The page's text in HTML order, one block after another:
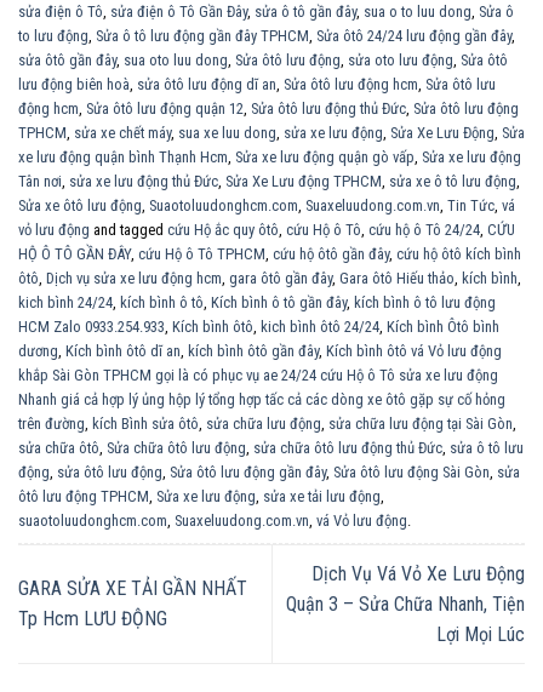
sửa điện ô Tô sửa điện ô Tô Gần Đây, sửa ô tô gần đây, sua o to luu dong Sửa ô
to lưu động Sửa ô tô lưu động gần đây TPHCM Sửa ôtô 24/24 lưu động gần đây,
sửa ôtô gần đây, sua oto luu dong Sửa ôtô lưu động sửa oto lưu động Sửa ôtô
lưu động biên hoà sửa ôtô lưu động dĩ an Sửa ôtô lưu động hcm Sửa ôtô lưu
động hcm Sửa ôtô lưu động quận 12 Sửa ôtô lưu động thủ Đức Sửa ôtô lưu động
TPHCM sửa xe chết máy, sua xe luu dong sửa xe lưu động Sửa Xe Lưu Động Sửa
xe lưu động quận bình Thạnh Hcm Sửa xe lưu động quận gò vấp Sửa xe lưu động
Tân nơi sửa xe lưu động thủ Đức Sửa Xe Lưu động TPHCM sửa xe ô tô lưu động
Sửa xe ôtô lưu động Suaotoluudonghcm.com Suaxeluudong.com.vn Tin Tức vá
vỏ lưu động and tagged cứu Hộ ắc quy ôtô cứu Hộ ô Tô cứu hộ ô Tô 24/24 CỨU
HỘ Ô TÔ GẦN ĐÂY, cứu Hộ ô Tô TPHCM cứu hộ ôtô gần đây, cứu hộ ôtô kích bình
ôtô Dịch vụ sửa xe lưu động hcm gara ôtô gần đây, Gara ôtô Hiếu thảo kích bình
kich bình 24/24 kích bình ô tô Kích bình ô tô gần đây, kích bình ô tô lưu động
HCM Zalo 0933.254.933 Kích bình ôtô kich bình ôtô 24/24 Kích bình Ôtô bình
dương Kích bình ôtô dĩ an kích bình ôtô gần đây, Kích bình ôtô vá Vỏ lưu động
khắp Sài Gòn TPHCM gọi là có phục vụ ae 24/24 cứu Hộ ô Tô sửa xe lưu động
Nhanh giá cả hợp lý ủng hộp lý tổng hợp tấc cả các dòng xe ôtô gặp sự cố hỏng
trên đường kích Bình sửa ôtô sửa chữa lưu động sửa chữa lưu động tại Sài Gòn
sửa chữa ôtô Sửa chữa ôtô lưu động sửa chữa ôtô lưu động thủ Đức sửa ô tô lưu
động sửa ôtô lưu động Sửa ôtô lưu động gần đây, Sửa ôtô lưu động Sài Gòn sửa
ôtô lưu động TPHCM Sửa xe lưu động sửa xe tải lưu động
suaotoluudonghcm.com Suaxeluudong.com.vn vá Vỏ lưu động
GARA SỬA XE TẢI GẦN NHẤT
Tp Hcm LƯU ĐỘNG
Dịch Vụ Vá Vỏ Xe Lưu Động
Quận 3 – Sửa Chữa Nhanh, Tiện
Lợi Mọi Lúc